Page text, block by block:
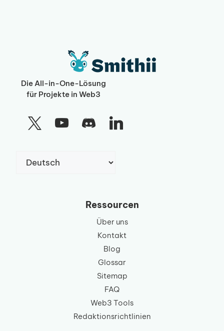
Die All-in-One-Lösung
für Projekte in Web3
auswählen
Ressourcen
Über uns
Kontakt
Blog
Glossar
Sitemap
FAQ
Web3 Tools
Redaktionsrichtlinien